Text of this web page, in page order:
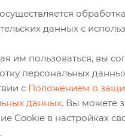
Россия, г. Белгород,
обработка
данных с
им пользоваться, вы
персональных
с Положением о
данных. Вы можете
Cookie в настройках